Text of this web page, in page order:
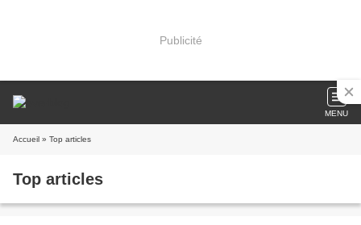
Publicité
MENU
Accueil » Top articles
Top articles